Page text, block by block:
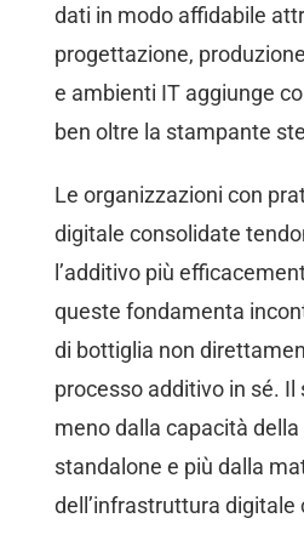
dati in modo affidabile
progettazione,
e ambienti IT aggiunge
ben oltre la stampante
Le organizzazioni con
digitale consolidate
l’additivo più
queste fondamenta
di bottiglia non
processo additivo in sé. Il
meno dalla capacità
standalone e più dalla
dell’infrastruttura digitale